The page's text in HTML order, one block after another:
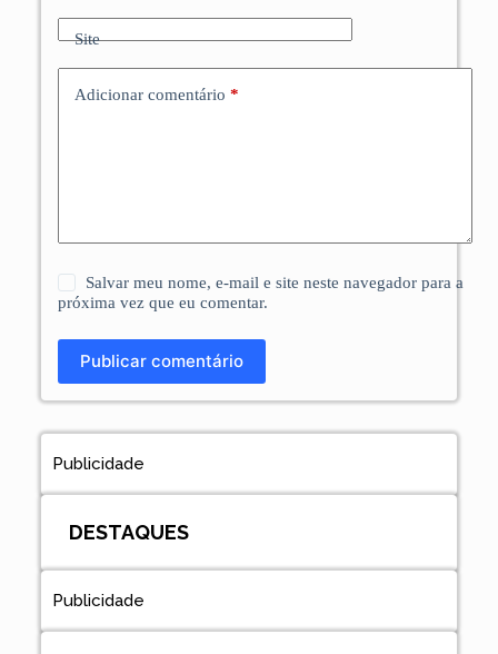
Site
Adicionar comentário *
Salvar meu nome, e-mail e site neste navegador para a
próxima vez que eu comentar.
Publicar comentário
Publicidade
DESTAQUES
Publicidade